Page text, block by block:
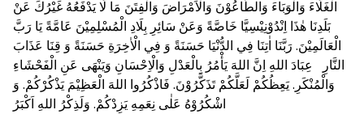
الْغَلَاءَ وَالْوَبَاءَ وَالطَّاعُوْنَ وَالْاَمْرَاضَ وَالْفِتَنَ مَا لَا يَدْفَعُهُ غَيْرُكَ عَنْ
بَلَدِنَا هٰذَا اِنْدُوْنِيْسِيَّا خَاصَّةً وَعَنْ سَائِرِ بِلَادِ الْمُسْلِمِيْنَ عَامَّةً يَا رَبَّ
الْعَالَمِيْنَ. رَبَّنَا اٰتِنَا فِي الدُّنْيَا حَسَنَةً وَ فِي الْاٰخِرَةِ حَسَنَةً وَ قِنَا عَذَابَ
النَّارِ عِبَادَ اللهِ اِنَّ اللهَ يَأْمُرُ بِالْعَدْلِ وَالْاِحْسَانِ وَيَنْهَى عَنِ الْفَحْشَاءِ
وَالْمُنْكَرِ. يَعِظُكُمْ لَعَلَّكُمْ تَذَكَّرُوْنَ. فَاذْكُرُوا اللهَ الْعَظِيْمَ يَذْكُرْكُمْ. وَ
اشْكُرُوْهُ عَلٰى نِعَمِهِ يَزِدْكُمْ. وَلَذِكْرُ اللهِ اَكْبَرُ